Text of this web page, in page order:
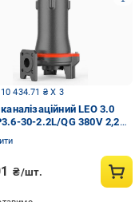
434.71 ₴ X 3
LEO 3.0
30-2.2L/QG 380V 2,2
механізмом
₴/шт.